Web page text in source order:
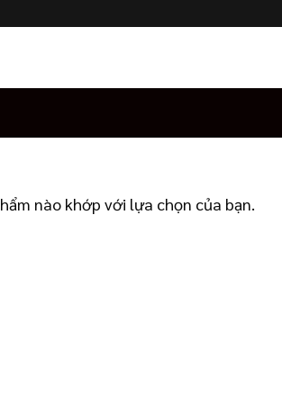
nào khớp với lựa chọn của bạn.